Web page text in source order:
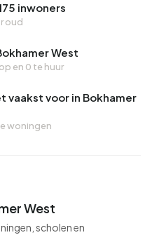
inwoners
oud
West
en 0 te huur
vaakst voor in Bokhamer
woningen
West
scholen en